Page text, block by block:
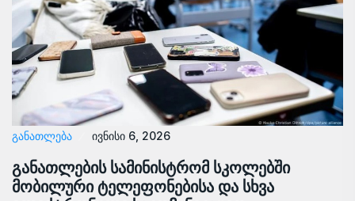
ᲒᲐᲜᲐᲗᲚᲔᲑᲐ ივნისი 6, 2026
განათლების სამინისტრომ სკოლებში
მობილური ტელეფონებისა და სხვა